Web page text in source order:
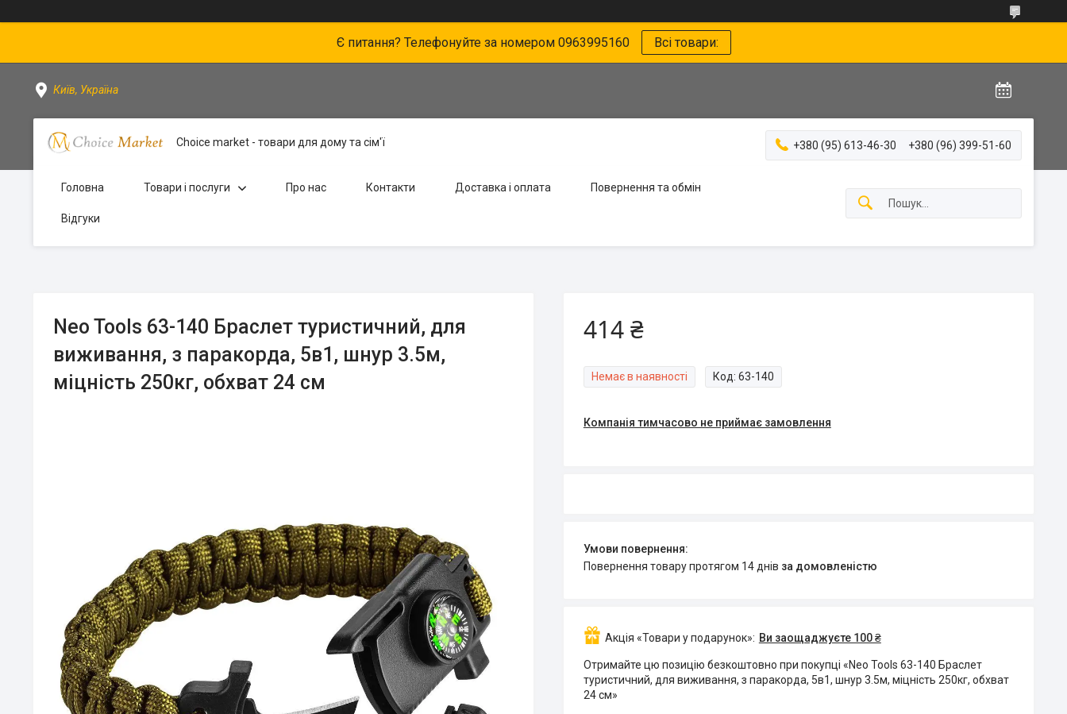
Є питання? Телефонуйте за номером 0963995160 Всі товари:
Київ, Україна
Choice market - товари для дому та сім'ї +380 (95) 613-46-30 +380 (96) 399-51-60
Головна Товари і послуги Про нас Контакти Доставка і оплата Повернення та обмін
Відгуки
Neo Tools 63-140 Браслет туристичний, для
виживання, з паракорда, 5в1, шнур 3.5м,
міцність 250кг, обхват 24 см
414 ₴
Немає в наявності Код: 63-140
Компанія тимчасово не приймає замовлення
повернення товару протягом 14 днів за домовленістю
Акція «Товари у подарунок» Ви заощаджуєте 100 ₴
Отримайте цю позицію безкоштовно при покупці «Neo Tools 63-140 Браслет
туристичний, для виживання, з паракорда, 5в1, шнур 3.5м, міцність 250кг, обхват
24 см»